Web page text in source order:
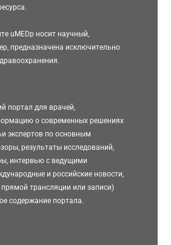
uMEDp носит научный,
предназначена исключительно
портал для врачей,
о современных решениях
экспертов по основным
результаты исследований,
интервью с ведущими
и российские новости,
трансляции или записи)
содержание портала.